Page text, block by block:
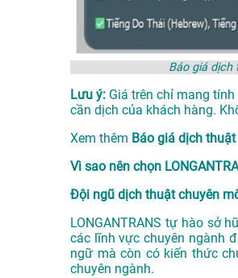
Báo giá dịch
Lưu ý: Giá trên chỉ mang
cần dịch của khách hàng.
Xem thêm Báo giá dịch
Vì sao nên chọn
Đội ngũ dịch thuật chuyên
LONGANTRANS tự hào sở
các lĩnh vực chuyên ngành
ngữ mà còn có kiến thức
chuyên ngành.